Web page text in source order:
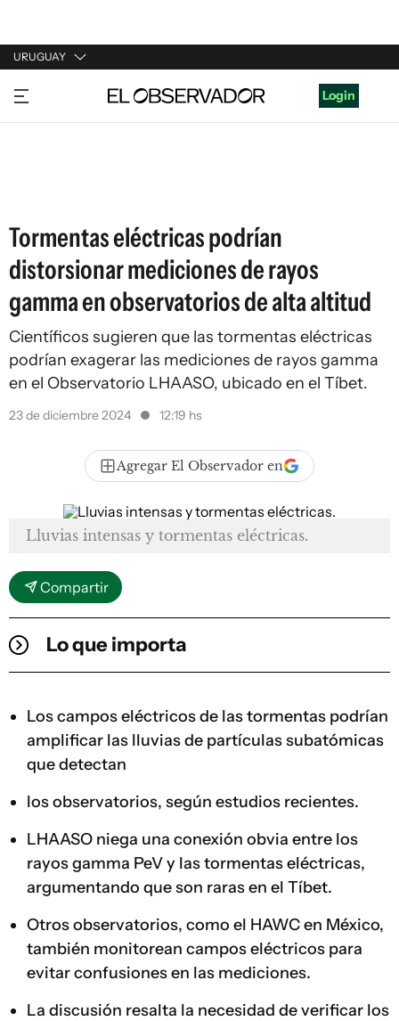
URUGUAY
URUGUAY
ARGENTINA
Login
Tormentas eléctricas podrían
distorsionar mediciones de rayos
gamma en observatorios de alta altitud
Científicos sugieren que las tormentas eléctricas
podrían exagerar las mediciones de rayos gamma
en el Observatorio LHAASO, ubicado en el Tíbet.
23 de diciembre 2024 12:19 hs
Agregar El Observador en
Lluvias intensas y tormentas eléctricas.
Compartir
Lo que importa
Los campos eléctricos de las tormentas podrían
amplificar las lluvias de partículas subatómicas
que detectan
los observatorios, según estudios recientes.
LHAASO niega una conexión obvia entre los
rayos gamma PeV y las tormentas eléctricas,
argumentando que son raras en el Tíbet.
Otros observatorios, como el HAWC en México,
también monitorean campos eléctricos para
evitar confusiones en las mediciones.
La discusión resalta la necesidad de verificar los